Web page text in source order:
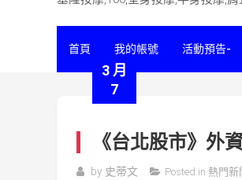
首頁 我的帳號 活動預告-
3 月
7
《台北股市》外
by 史蒂文 Posted in 熱門新